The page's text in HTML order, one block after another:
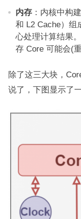
内存：内核中构
和 L2 Cache）组
心处理计算结果
存 Core 可能会(
除了这三大块，
说了，下图显示了